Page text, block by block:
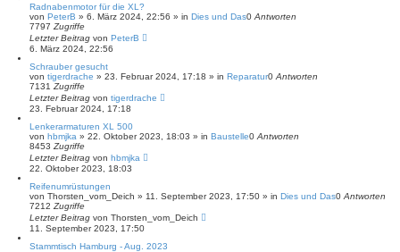
Radnabenmotor für die XL?
von PeterB » 6. März 2024, 22:56 » in Dies und Das0 Antworten
7797 Zugriffe
Letzter Beitrag von PeterB
6. März 2024, 22:56
Schrauber gesucht
von tigerdrache » 23. Februar 2024, 17:18 » in Reparatur0 Antworten
7131 Zugriffe
Letzter Beitrag von tigerdrache
23. Februar 2024, 17:18
Lenkerarmaturen XL 500
von hbmjka » 22. Oktober 2023, 18:03 » in Baustelle0 Antworten
8453 Zugriffe
Letzter Beitrag von hbmjka
22. Oktober 2023, 18:03
Reifenumrüstungen
von Thorsten_vom_Deich » 11. September 2023, 17:50 » in Dies und Das0 Antworten
7212 Zugriffe
Letzter Beitrag von Thorsten_vom_Deich
11. September 2023, 17:50
Stammtisch Hamburg - Aug. 2023